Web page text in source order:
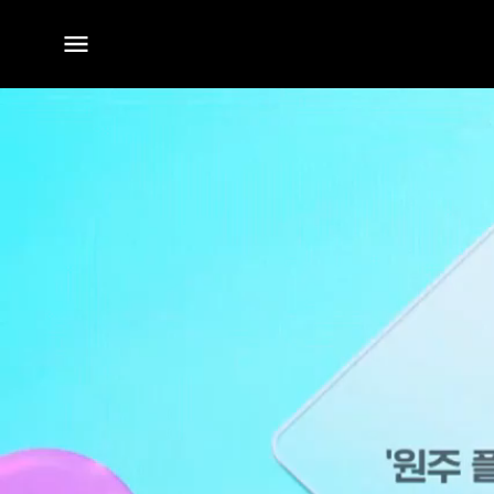
전체